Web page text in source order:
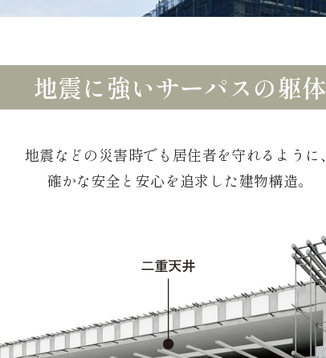
地震に強いサーパスの躯体
地震などの災害時でも居住者を守れるように、
確かな安全と安心を追求した建物構造。